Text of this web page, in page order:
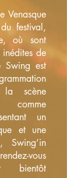
Venasque
festival,
où sont
inédites de
Swing est
la scène
comme
un
et une
Swing’in
vous
bientôt